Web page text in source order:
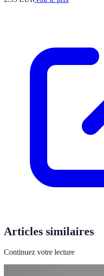
Articles similaires
Continuez votre lecture